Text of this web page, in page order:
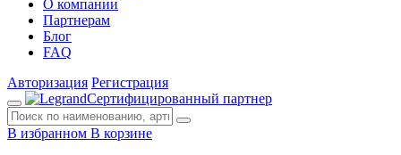
О компании
Партнерам
Блог
FAQ
Авторизация Регистрация
Сертифицированный партнер
В избранном В корзине